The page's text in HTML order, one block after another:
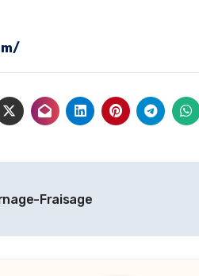
Fraisage